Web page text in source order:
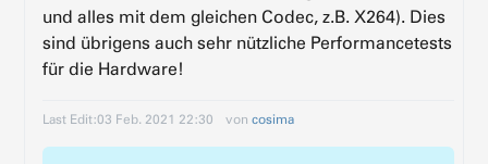
und alles mit dem gleichen Codec, z.B. X264). Dies
sind übrigens auch sehr nützliche Performancetests
für die Hardware!
Last Edit:03 Feb. 2021 22:30 voncosima